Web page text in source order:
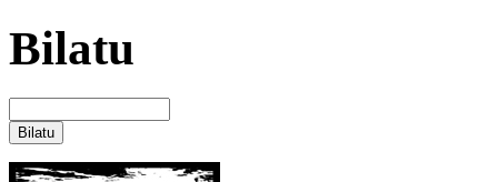
Bilatu